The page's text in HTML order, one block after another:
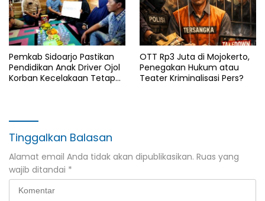
Pemkab Sidoarjo Pastikan
Pendidikan Anak Driver Ojol
Korban Kecelakaan Tetap
OTT Rp3 Juta di Mojokerto,
Penegakan Hukum atau
Teater Kriminalisasi Pers?
Tinggalkan Balasan
Alamat email Anda tidak akan dipublikasikan. Ruas yang
wajib ditandai *